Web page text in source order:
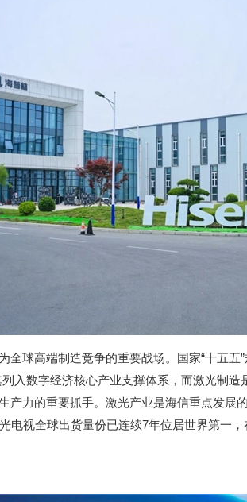
全球高端制造竞争的重要战场。国家“十五五
入数字经济核心产业支撑体系，而激光制
产力的重要抓手。激光产业是海信重点发展
电视全球出货量份已连续7年位居世界第一